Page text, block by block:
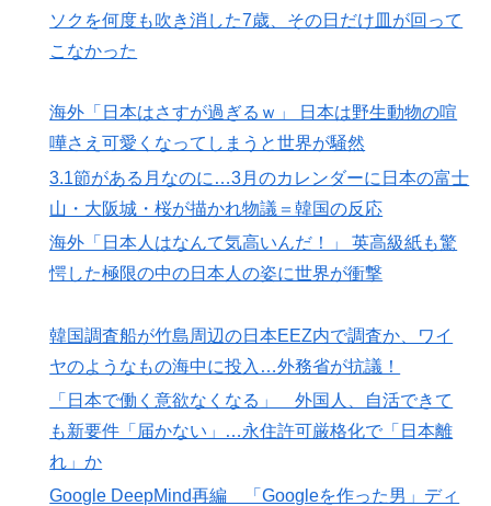
ソクを何度も吹き消した7歳、その日だけ皿が回って
こなかった
海外「日本はさすが過ぎるｗ」 日本は野生動物の喧
嘩さえ可愛くなってしまうと世界が騒然
3.1節がある月なのに…3月のカレンダーに日本の富士
山・大阪城・桜が描かれ物議＝韓国の反応
海外「日本人はなんて気高いんだ！」 英高級紙も驚
愕した極限の中の日本人の姿に世界が衝撃
韓国調査船が竹島周辺の日本EEZ内で調査か、ワイ
ヤのようなもの海中に投入…外務省が抗議！
「日本で働く意欲なくなる」 外国人、自活できて
も新要件「届かない」…永住許可厳格化で「日本離
れ」か
Google DeepMind再編 「Googleを作った男」ディ